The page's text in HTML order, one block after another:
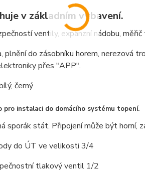
v základním vybavení.
ventily, expanzní nádobu,
plnění do zásobníku horem, nerezová
přes "APP".
černý
pro instalaci do domácího systému topení.
sporák stát. Připojení může být horní,
do ÚT ve velikosti 3/4
tlakový ventil 1/2